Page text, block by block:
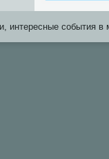
интересные сοбытия в